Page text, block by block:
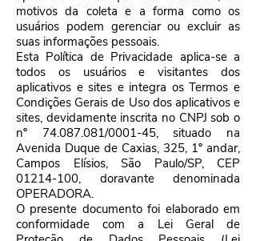
motivos da coleta e a forma como os
usuários podem gerenciar ou excluir as
suas informações pessoais.
Esta Política de Privacidade aplica-se a
todos os usuários e visitantes dos
aplicativos e sites e integra os Termos e
Condições Gerais de Uso dos aplicativos e
sites, devidamente inscrita no CNPJ sob o
nº 74.087.081/0001-45, situado na
Avenida Duque de Caxias, 325, 1º andar,
Campos Elísios, São Paulo/SP, CEP
01214-100, doravante denominada
OPERADORA.
O presente documento foi elaborado em
conformidade com a Lei Geral de